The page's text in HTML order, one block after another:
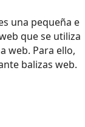
una pequeña e
que se utiliza
web. Para ello,
balizas web.